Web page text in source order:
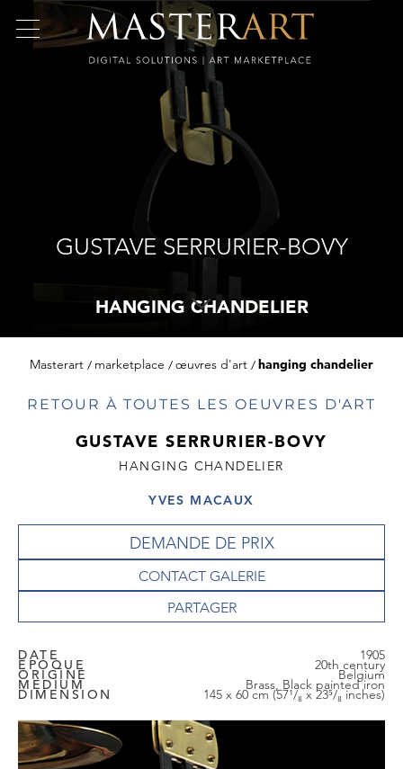
GUSTAVE SERRURIER-BOVY
HANGING CHANDELIER
Masterart marketplace œuvres d'art hanging chandelier
RETOUR À TOUTES LES OEUVRES D'ART
GUSTAVE SERRURIER-BOVY
HANGING CHANDELIER
YVES MACAUX
DEMANDE DE PRIX
CONTACT GALERIE
DATE 1905
EPOQUE 20th century
ORIGINE Belgium
MEDIUM Brass, Black painted iron
DIMENSION 145 x 60 cm (57¹/₈ x 23⁵/₈ inches)